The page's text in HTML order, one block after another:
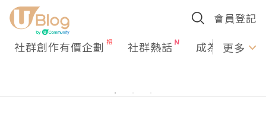
會員登記
社群創作有價企劃 社群熱話 成為U更多